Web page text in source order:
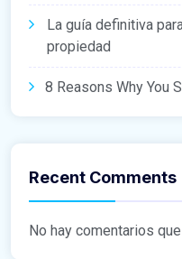
La guía definitiva
propiedad
8 Reasons Why You
Recent Comments
No hay comentarios